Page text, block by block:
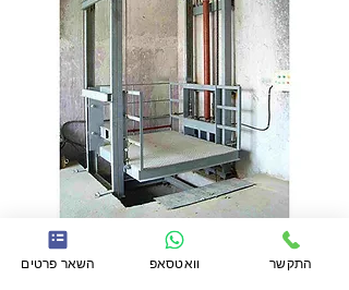
השאר פרטים וואטסאפ התקשר